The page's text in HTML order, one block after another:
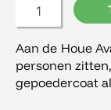
Aan de Houe
personen
gepoedercoat